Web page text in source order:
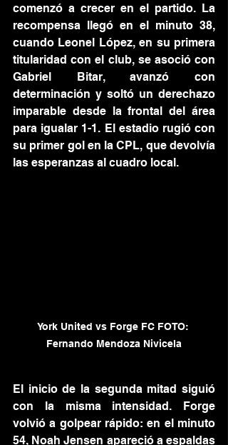
comenzó a crecer en el partido. La
recompensa llegó en el minuto 38,
cuando Leonel López, en su primera
titularidad con el club, se asoció con
Gabriel Bitar, avanzó con
determinación y soltó un derechazo
imparable desde la frontal del área
para igualar 1-1. El estadio rugió con
su primer gol en la CPL, que devolvía
las esperanzas al cuadro local.
York United vs Forge FC FOTO:
Fernando Mendoza Nivicela
El inicio de la segunda mitad siguió
con la misma intensidad. Forge
volvió a golpear rápido: en el minuto
54, Noah Jensen apareció a espaldas